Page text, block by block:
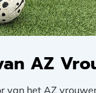
AZ
van het AZ